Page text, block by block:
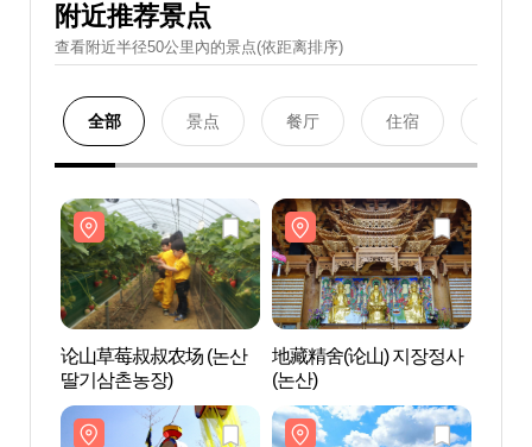
附近推荐景点
查看附近半径50公里內的景点(依距离排序)
全部 景点 餐厅 住宿
论山草莓叔叔农场 (논산
딸기삼촌농장)
地藏精舍(论山) 지장정사
(논산)